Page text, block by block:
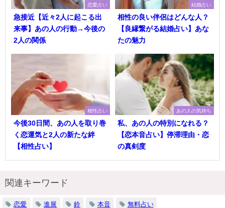
恋愛占い
急接近【近々2人に起こる出
来事】あの人の行動→今後の
2人の関係
結婚占い
相性の良い伴侶はどんな人？
【良縁繋がる結婚占い】あな
たの魅力
相性占い
今後30日間、あの人を取り巻
く恋運気と2人の新たな絆
【相性占い】
あの人の気持ち
私、あの人の特別になれる？
【恋本音占い】停滞理由・恋
の真剣度
関連キーワード
恋愛 進展 鈴 本音 無料占い